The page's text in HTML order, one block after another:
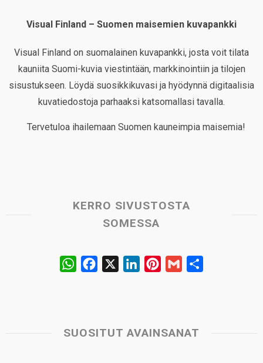
Visual Finland – Suomen maisemien kuvapankki
Visual Finland on suomalainen kuvapankki, josta voit tilata
kauniita Suomi-kuvia viestintään, markkinointiin ja tilojen
sisustukseen. Löydä suosikkikuvasi ja hyödynnä digitaalisia
kuvatiedostoja parhaaksi katsomallasi tavalla.
Tervetuloa ihailemaan Suomen kauneimpia maisemia!
KERRO SIVUSTOSTA
SOMESSA
W
s
b
e
e
l
SUOSITUT AVAINSANAT